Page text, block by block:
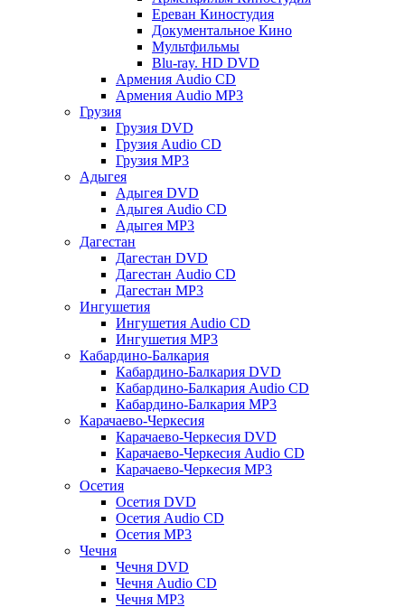
Ереван Киностудия
Документальное Кино
Мультфильмы
Blu-ray. HD DVD
Армения Audio CD
Армения Audio MP3
Грузия
Грузия DVD
Грузия Audio CD
Грузия MP3
Адыгея
Адыгея DVD
Адыгея Audio CD
Адыгея MP3
Дагестан
Дагестан DVD
Дагестан Audio CD
Дагестан MP3
Ингушетия
Ингушетия Audio CD
Ингушетия MP3
Кабардино-Балкария
Кабардино-Балкария DVD
Кабардино-Балкария Audio CD
Кабардино-Балкария MP3
Карачаево-Черкесия
Карачаево-Черкесия DVD
Карачаево-Черкесия Audio CD
Карачаево-Черкесия MP3
Осетия
Осетия DVD
Осетия Audio CD
Осетия MP3
Чечня
Чечня DVD
Чечня Audio CD
Чечня MP3